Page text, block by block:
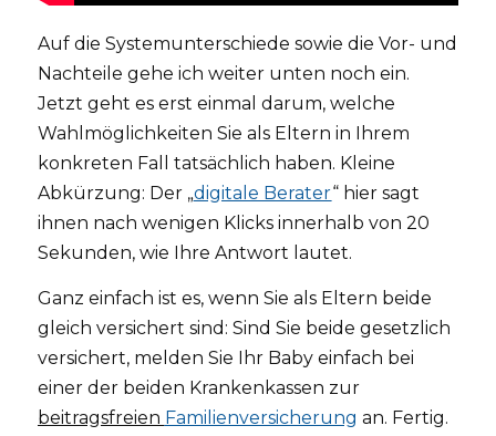
Auf die Systemunterschiede sowie die Vor- und
Nachteile gehe ich weiter unten noch ein.
Jetzt geht es erst einmal darum, welche
Wahlmöglichkeiten Sie als Eltern in Ihrem
konkreten Fall tatsächlich haben. Kleine
Abkürzung: Der „digitale Berater“ hier sagt
ihnen nach wenigen Klicks innerhalb von 20
Sekunden, wie Ihre Antwort lautet.
Ganz einfach ist es, wenn Sie als Eltern beide
gleich versichert sind: Sind Sie beide gesetzlich
versichert, melden Sie Ihr Baby einfach bei
einer der beiden Krankenkassen zur
beitragsfreien Familienversicherung an. Fertig.